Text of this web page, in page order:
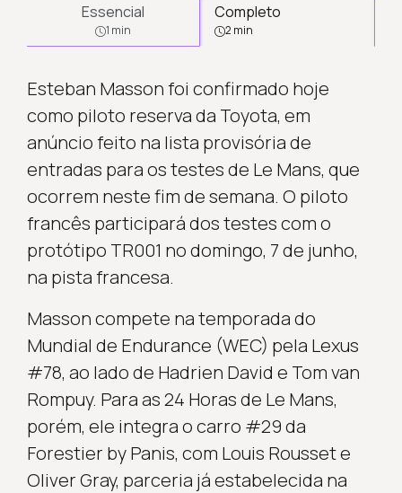
Essencial
1 min
Completo
2 min
Esteban Masson foi confirmado hoje
como piloto reserva da Toyota, em
anúncio feito na lista provisória de
entradas para os testes de Le Mans, que
ocorrem neste fim de semana. O piloto
francês participará dos testes com o
protótipo TR001 no domingo, 7 de junho,
na pista francesa.
Masson compete na temporada do
Mundial de Endurance (WEC) pela Lexus
#78, ao lado de Hadrien David e Tom van
Rompuy. Para as 24 Horas de Le Mans,
porém, ele integra o carro #29 da
Forestier by Panis, com Louis Rousset e
Oliver Gray, parceria já estabelecida na